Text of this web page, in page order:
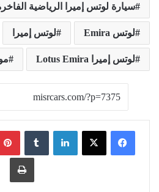
سيارة لوتس إميرا الرياضية
لوتس Emira لوتس إميرا
لوتس إميرا Lotus Emira
لينكدإن ‏Tumblr